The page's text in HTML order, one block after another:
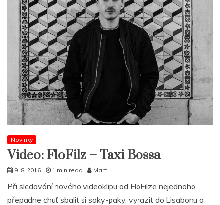
Novinky
Video: FloFilz – Taxi Bossa
9. 8. 2016 1 min read Marfi
Při sledování nového videoklipu od FloFilze nejednoho
přepadne chuť sbalit si saky-paky, vyrazit do Lisabonu a